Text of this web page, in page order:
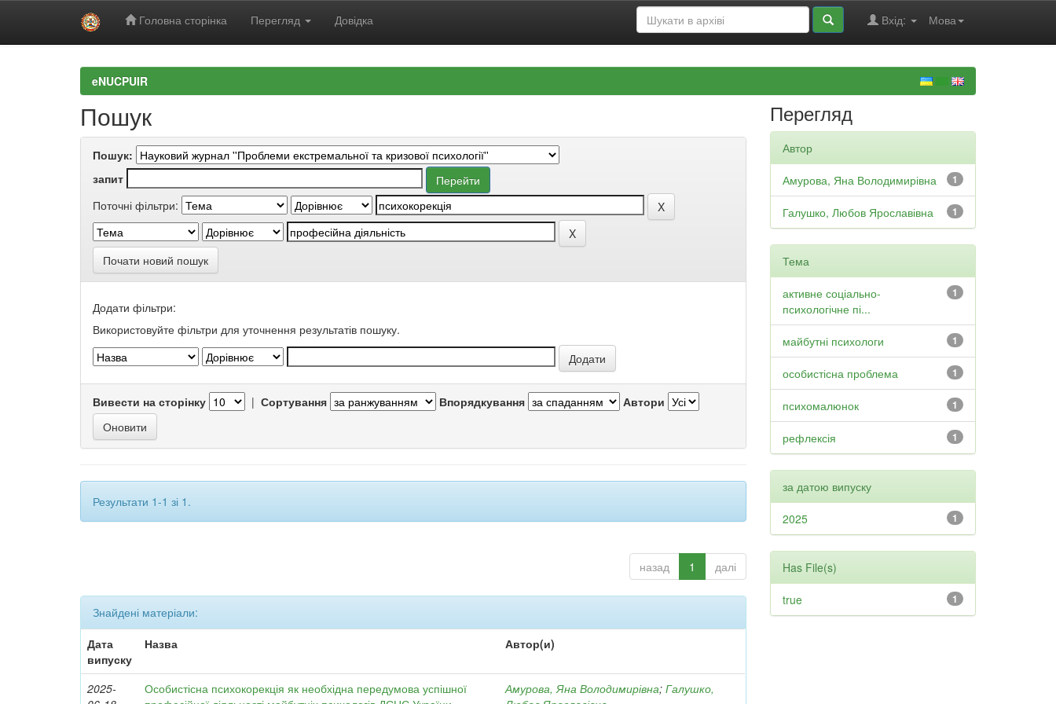
Головна сторінка Перегляд Довідка Мова
Вхід:
eNUCPUIR
Пошук
Пошук:
запит
Поточні фільтри:
Почати новий пошук
Додати фільтри:
Використовуйте фільтри для уточнення результатів пошуку.
Вивести на сторінку | Сортування Впорядкування Автори
Результати 1-1 зі 1.
назад 1 далі
Знайдені матеріали:
Дата
випуску
Назва Автор(и)
2025-
Особистісна психокорекція як необхідна передумова успішної
Амурова, Яна Володимирівна;Галушко,
Перегляд
Автор
1
Амурова, Яна Володимирівна
1
Галушко, Любов Ярославівна
Тема
1
активне соціально-
психологічне пі...
1
майбутні психологи
1
особистісна проблема
1
психомалюнок
1
рефлексія
за датою випуску
1
2025
Has File(s)
1
true